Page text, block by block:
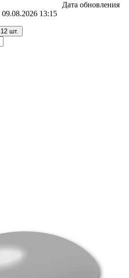
Дата обновления
09.08.2026 13:15
12 шт.